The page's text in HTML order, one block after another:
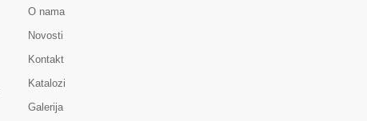
O nama
Novosti
Kontakt
Katalozi
Galerija